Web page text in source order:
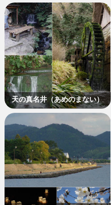
天の真名井（あめのまない）